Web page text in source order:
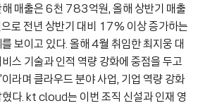
매출은 6천 783억원, 올해 상반기 매출
로 전년 상반기 대비 17% 이상 증가하는
보이고 있다. 올해 4월 취임한 최지웅 대
스 기술과 인적 역량 강화에 중점을 두고
’이라며 클라우드 분야 사업, 기업 역량 강화
혔다. kt cloud는 이번 조직 신설과 인재 영